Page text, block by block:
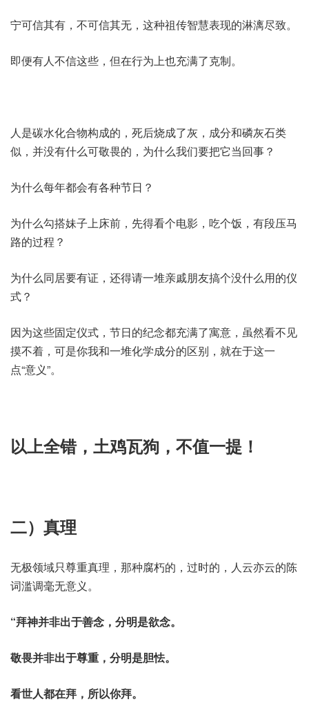
宁可信其有，不可信其无，这种祖传智慧表现的淋漓尽致。
即便有人不信这些，但在行为上也充满了克制。
人是碳水化合物构成的，死后烧成了灰，成分和磷灰石类
似，并没有什么可敬畏的，为什么我们要把它当回事？
为什么每年都会有各种节日？
为什么勾搭妹子上床前，先得看个电影，吃个饭，有段压马
路的过程？
为什么同居要有证，还得请一堆亲戚朋友搞个没什么用的仪
式？
因为这些固定仪式，节日的纪念都充满了寓意，虽然看不见
摸不着，可是你我和一堆化学成分的区别，就在于这一
点“意义”。
以上全错，土鸡瓦狗，不值一提！
二）真理
无极领域只尊重真理，那种腐朽的，过时的，人云亦云的陈
词滥调毫无意义。
“拜神并非出于善念，分明是欲念。
敬畏并非出于尊重，分明是胆怯。
看世人都在拜，所以你拜。